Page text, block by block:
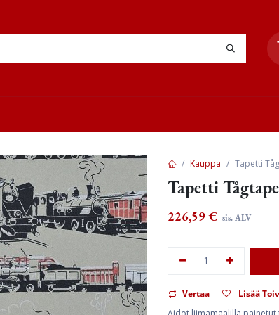
Kauppa Tapetti
Tapetti
226,59€ sis. ALV
Vertaa
Lisää